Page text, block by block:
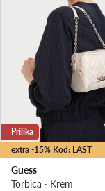
extra -15% Kod: LAST
Prilika
Guess
Torbica · Krem